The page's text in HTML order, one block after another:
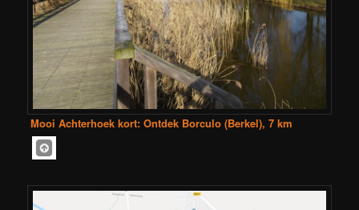
Mooi Achterhoek kort: Ontdek Borculo (Berkel), 7 km